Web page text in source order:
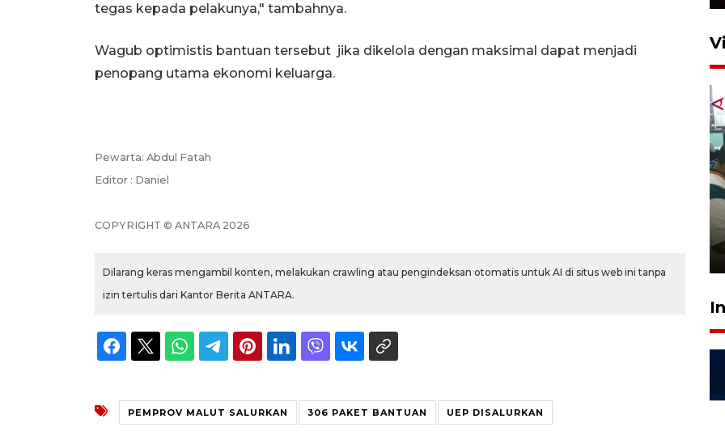
tegas kepada pelakunya," tambahnya.
Wagub optimistis bantuan tersebut jika dikelola dengan maksimal dapat menjadi
penopang utama ekonomi keluarga.
Pewarta: Abdul Fatah
Editor : Daniel
COPYRIGHT © ANTARA 2026
Dilarang keras mengambil konten, melakukan crawling atau pengindeksan otomatis untuk AI di situs web ini tanpa
izin tertulis dari Kantor Berita ANTARA.
PEMPROV MALUT SALURKAN 306 PAKET BANTUAN UEP DISALURKAN